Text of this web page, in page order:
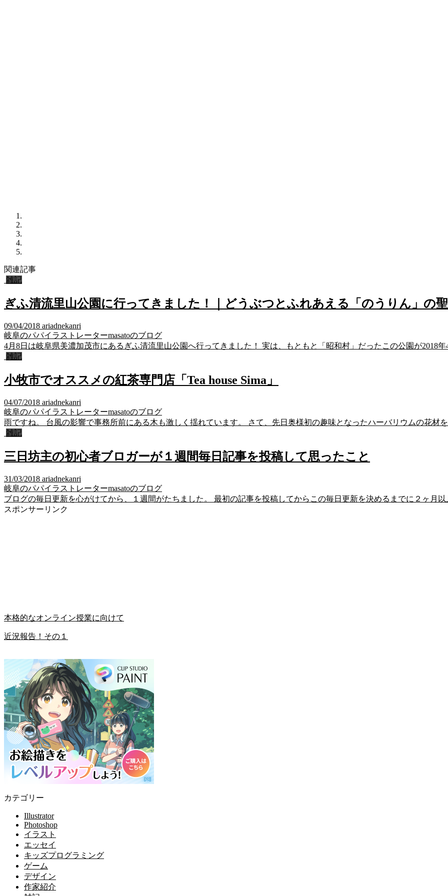
関連記事
雑記
ぎふ清流里山公園に行ってきました！｜どうぶつとふれあえる「のうりん」の
09/04/2018 ariadnekanri
岐阜のパパイラストレーターmasatoのブログ
4月8日は岐阜県美濃加茂市にあるぎふ清流里山公園へ行ってきました！ 実は、もともと「昭和村」だったこの公園が2018
雑記
小牧市でオススメの紅茶専門店「Tea house Sima」
04/07/2018 ariadnekanri
岐阜のパパイラストレーターmasatoのブログ
雨ですね。 台風の影響で事務所前にある木も激しく揺れています。 さて、先日奥様初の趣味となったハーバリウムの花材
雑記
三日坊主の初心者ブロガーが１週間毎日記事を投稿して思ったこと
31/03/2018 ariadnekanri
岐阜のパパイラストレーターmasatoのブログ
ブログの毎日更新を心がけてから、１週間がたちました。 最初の記事を投稿してからこの毎日更新を決めるまでに２ヶ月
スポンサーリンク
本格的なオンライン授業に向けて
近況報告！その１
カテゴリー
Illustrator
Photoshop
イラスト
エッセイ
キッズプログラミング
ゲーム
デザイン
作家紹介